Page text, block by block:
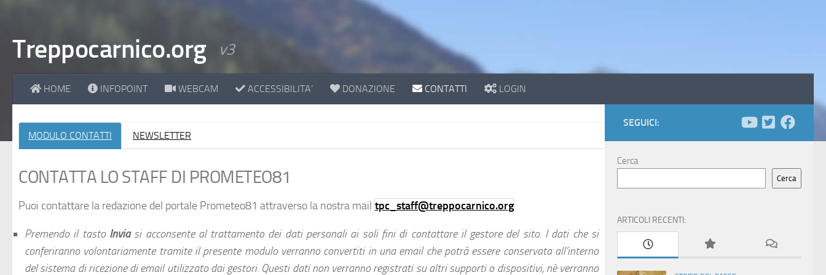
Treppocarnico.org v3
HOME INFOPOINT WEBCAM ACCESSIBILITA’ DONAZIONE CONTATTI LOGIN
MODULO CONTATTI NEWSLETTER
CONTATTA LO STAFF DI PROMETEO81
Puoi contattare la redazione del portale Prometeo81 attraverso la nostra mail tpc_staff@treppocarnico.org
Premendo il tasto Inviasi acconsente al trattamento dei dati personali ai soli fini di contattare il gestore del sito. I dati che si
conferiranno volontariamente tramite il presente modulo verranno convertiti in una email che potrà essere conservata all’interno
del sistema di ricezione di email utilizzato dai gestori. Questi dati non verranno registrati su altri supporti o dispositivi, nè verranno
SEGUICI:
Cerca
Cerca
ARTICOLI RECENTI: